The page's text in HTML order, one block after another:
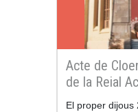
Acte de
de la Reial
Ciències i les
El proper dijous